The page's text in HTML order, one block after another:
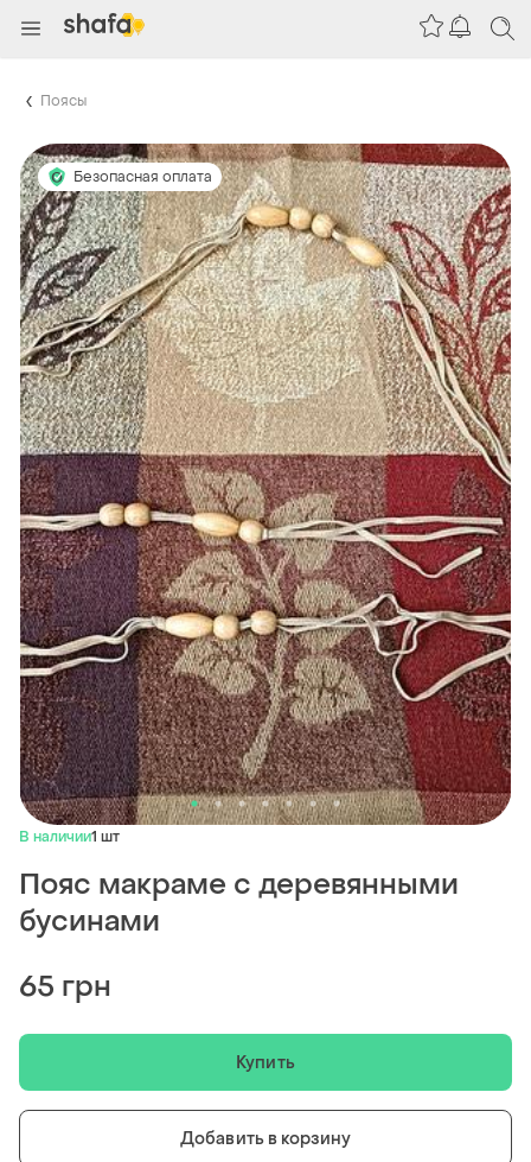
Поясы
Безопасная оплата
В наличии1 шт
Пояс макраме с деревянными
бусинами
65 грн
Купить
Добавить в корзину